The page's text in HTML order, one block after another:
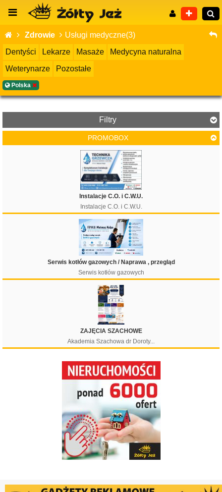
Zdrowie
Usługi medyczne(3)
Dentyści
Lekarze Masaże
Medycyna naturalna
Weterynarze
Pozostałe
Polska
Filtry
Filtruj
PROMOBOX
Instalacje C.O. i C.W.U.
Instalacje C.O. i C.W.U.
Serwis kotłów gazowych / Naprawa , przegląd
Serwis kotłów gazowych
ZAJĘCIA SZACHOWE
Akademia Szachowa dr Doroty...